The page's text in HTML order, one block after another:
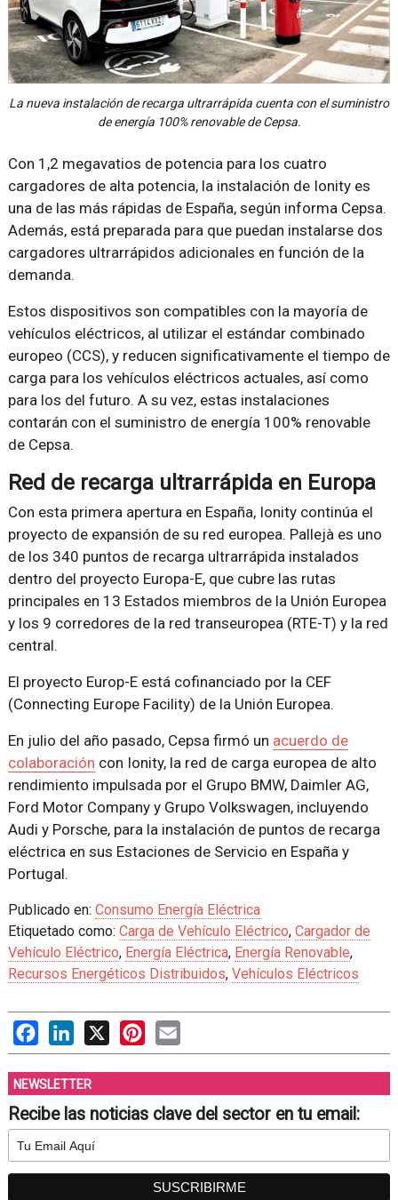
La nueva instalación de recarga ultrarrápida cuenta con el suministro
de energía 100% renovable de Cepsa.
Con 1,2 megavatios de potencia para los cuatro
cargadores de alta potencia, la instalación de Ionity es
una de las más rápidas de España, según informa Cepsa.
Además, está preparada para que puedan instalarse dos
cargadores ultrarrápidos adicionales en función de la
demanda.
Estos dispositivos son compatibles con la mayoría de
vehículos eléctricos, al utilizar el estándar combinado
europeo (CCS), y reducen significativamente el tiempo de
carga para los vehículos eléctricos actuales, así como
para los del futuro. A su vez, estas instalaciones
contarán con el suministro de energía 100% renovable
de Cepsa.
Red de recarga ultrarrápida en Europa
Con esta primera apertura en España, Ionity continúa el
proyecto de expansión de su red europea. Pallejà es uno
de los 340 puntos de recarga ultrarrápida instalados
dentro del proyecto Europa-E, que cubre las rutas
principales en 13 Estados miembros de la Unión Europea
y los 9 corredores de la red transeuropea (RTE-T) y la red
central.
El proyecto Europ-E está cofinanciado por la CEF
(Connecting Europe Facility) de la Unión Europea.
En julio del año pasado, Cepsa firmó un acuerdo de
colaboración con Ionity, la red de carga europea de alto
rendimiento impulsada por el Grupo BMW, Daimler AG,
Ford Motor Company y Grupo Volkswagen, incluyendo
Audi y Porsche, para la instalación de puntos de recarga
eléctrica en sus Estaciones de Servicio en España y
Portugal.
Publicado en: Consumo Energía Eléctrica
Etiquetado como: Carga de Vehículo Eléctrico, Cargador de
Vehículo Eléctrico, Energía Eléctrica, Energía Renovable,
Recursos Energéticos Distribuidos, Vehículos Eléctricos
FacebookLinkedIn Pinterest
NEWSLETTER
Recibe las noticias clave del sector en tu email: